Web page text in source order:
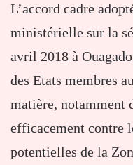
L’accord cadre
ministérielle sur la
avril 2018 à
des Etats membres
matière, notamment
efficacement contre
potentielles de la